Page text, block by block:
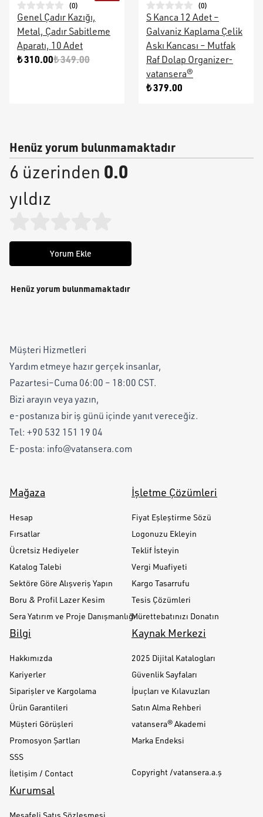
(0)
Genel Çadır Kazığı,
Metal, Çadır Sabitleme
Aparatı, 10 Adet
₺ 310.00₺ 349.00
(0)
S Kanca 12 Adet –
Galvaniz Kaplama Çelik
Askı Kancası – Mutfak
Raf Dolap Organizer-
vatansera®
₺ 379.00
Henüz yorum bulunmamaktadır
6 üzerinden 0.0
yıldız
Yorum Ekle
Henüz yorum bulunmamaktadır
Müşteri Hizmetleri
Yardım etmeye hazır gerçek insanlar,
Pazartesi–Cuma 06:00 – 18:00 CST.
Bizi arayın veya yazın,
e-postanıza bir iş günü içinde yanıt vereceğiz.
Tel: +90 532 151 19 04
E-posta: info@vatansera.com
Mağaza
Hesap
Fırsatlar
Ücretsiz Hediyeler
Katalog Talebi
Sektöre Göre Alışveriş Yapın
Boru & Profil Lazer Kesim
Sera Yatırım ve Proje Danışmanlığı
İşletme Çözümleri
Fiyat Eşleştirme Sözü
Logonuzu Ekleyin
Teklif İsteyin
Vergi Muafiyeti
Kargo Tasarrufu
Tesis Çözümleri
Mürettebatınızı Donatın
Bilgi
Hakkımızda
Kariyerler
Siparişler ve Kargolama
Ürün Garantileri
Müşteri Görüşleri
Promosyon Şartları
SSS
İletişim / Contact
Kaynak Merkezi
2025 Dijital Katalogları
Güvenlik Sayfaları
İpuçları ve Kılavuzları
Satın Alma Rehberi
vatansera® Akademi
Marka Endeksi
Copyright /vatansera.a.ş
Kurumsal
Mesafeli Satış Sözleşmesi